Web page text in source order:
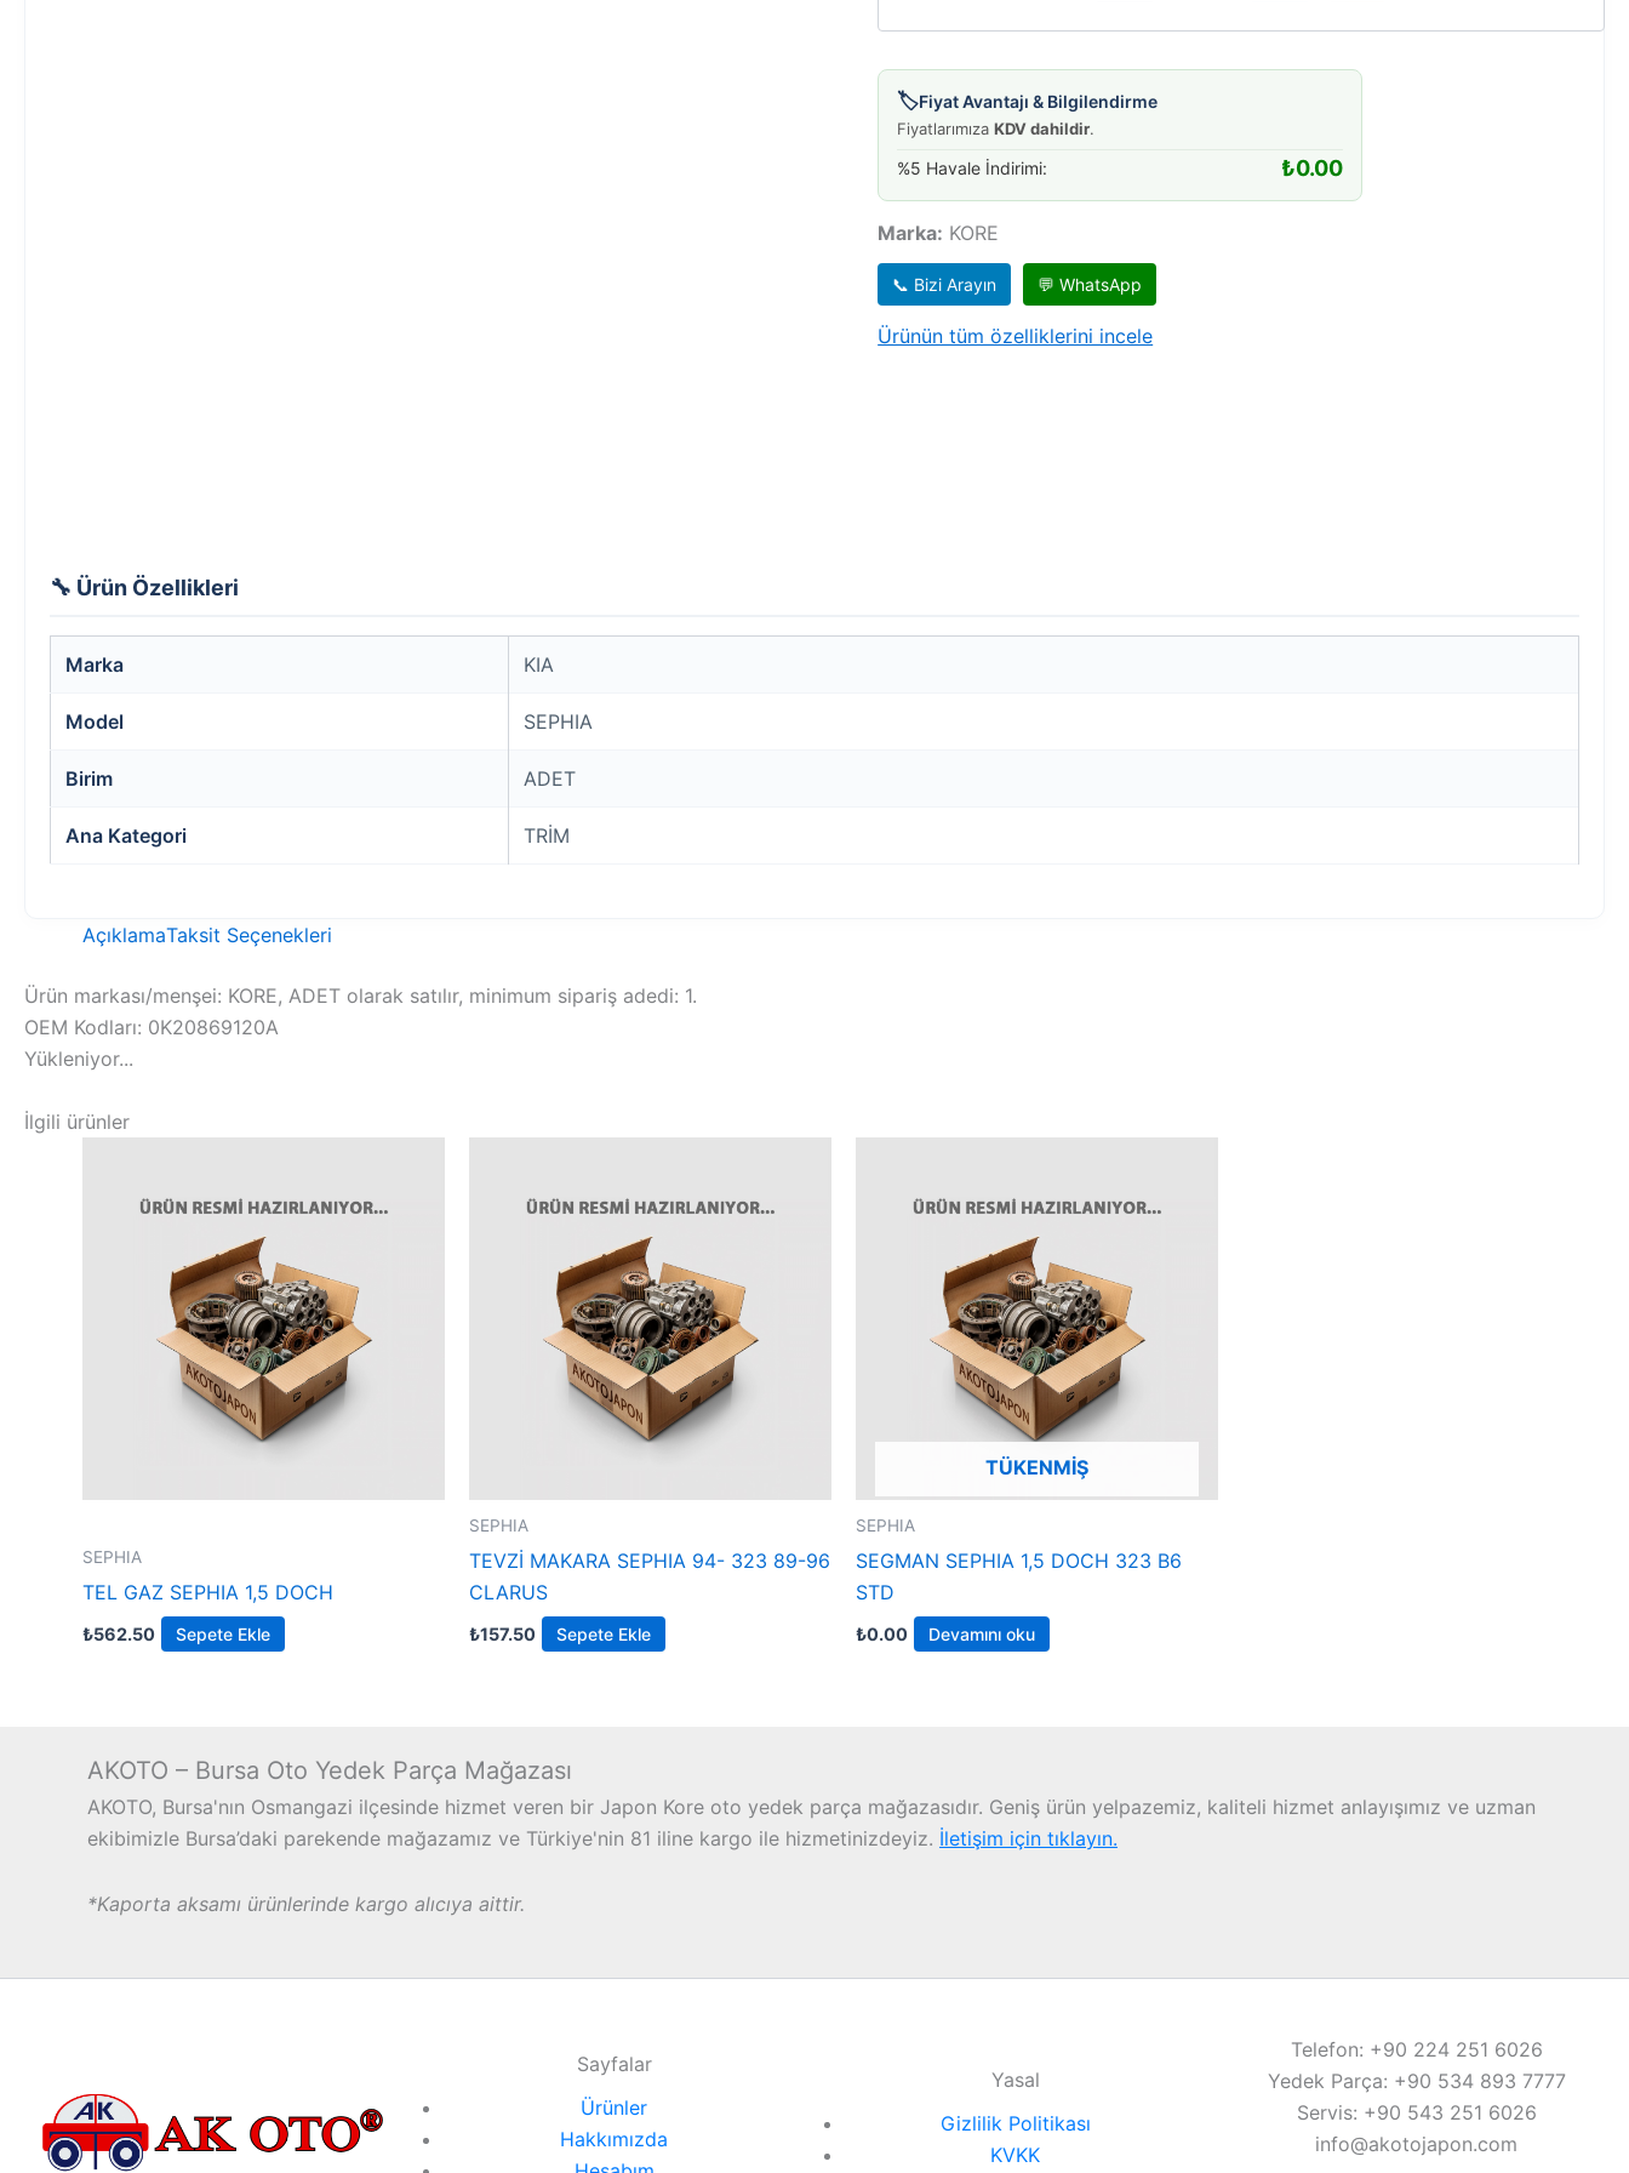
🏷️Fiyat Avantajı & Bilgilendirme
FiyatlarımızaKDV dahildir.
%5 Havale İndirimi: ₺0.00
Marka: KORE
📞 Bizi Arayın 💬 WhatsApp
Ürünün tüm özelliklerini incele
🔧 Ürün Özellikleri
Marka KIA
Model SEPHIA
Birim ADET
Ana Kategori TRİM
AçıklamaTaksit Seçenekleri
Ürün markası/menşei: KORE, ADET olarak satılır, minimum sipariş adedi: 1.
OEM Kodları: 0K20869120A
Yükleniyor...
İlgili ürünler
SEPHIA
TEL GAZ SEPHIA 1,5 DOCH
₺562.50 Sepete Ekle
SEPHIA
TEVZİ MAKARA SEPHIA 94- 323 89-96
CLARUS
₺157.50 Sepete Ekle
TÜKENMIŞ
SEPHIA
SEGMAN SEPHIA 1,5 DOCH 323 B6
STD
₺0.00 Devamını oku
AKOTO – Bursa Oto Yedek Parça Mağazası
AKOTO, Bursa'nın Osmangazi ilçesinde hizmet veren bir Japon Kore oto yedek parça mağazasıdır. Geniş ürün yelpazemiz, kaliteli hizmet anlayışımız ve uzman
ekibimizle Bursa’daki parekende mağazamız ve Türkiye'nin 81 iline kargo ile hizmetinizdeyiz. İletişim için tıklayın.
*Kaporta aksamı ürünlerinde kargo alıcıya aittir.
Sayfalar
Ürünler
Hakkımızda
Yasal
Gizlilik Politikası
KVKK
Telefon: +90 224 251 6026
Yedek Parça: +90 534 893 7777
Servis: +90 543 251 6026
info@akotojapon.com